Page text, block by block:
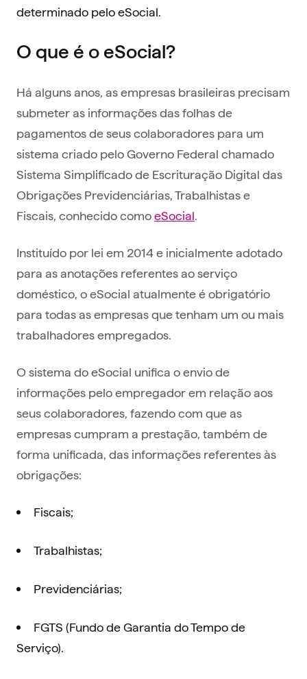
determinado pelo eSocial.
O que é o eSocial?
Há alguns anos, as empresas brasileiras precisam
submeter as informações das folhas de
pagamentos de seus colaboradores para um
sistema criado pelo Governo Federal chamado
Sistema Simplificado de Escrituração Digital das
Obrigações Previdenciárias, Trabalhistas e
Fiscais, conhecido comoeSocial.
Instituído por lei em 2014 e inicialmente adotado
para as anotações referentes ao serviço
doméstico, o eSocial atualmente é obrigatório
para todas as empresas que tenham um ou mais
trabalhadores empregados.
O sistema do eSocial unifica o envio de
informações pelo empregador em relação aos
seus colaboradores, fazendo com que as
empresas cumpram a prestação, também de
forma unificada, das informações referentes às
obrigações:
Fiscais;
Trabalhistas;
Previdenciárias;
FGTS (Fundo de Garantia do Tempo de
Serviço).